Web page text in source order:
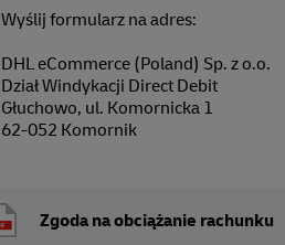
Wyślij formularz na adres:
DHL eCommerce (Poland) Sp. z o.o.
Dział Windykacji Direct Debit
Głuchowo, ul. Komornicka 1
62-052 Komornik
Zgoda na obciążanie rachunku